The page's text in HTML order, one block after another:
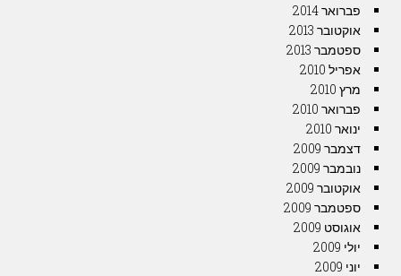
פברואר 2014
אוקטובר 2013
ספטמבר 2013
אפריל 2010
מרץ 2010
פברואר 2010
ינואר 2010
דצמבר 2009
נובמבר 2009
אוקטובר 2009
ספטמבר 2009
אוגוסט 2009
יולי 2009
יוני 2009